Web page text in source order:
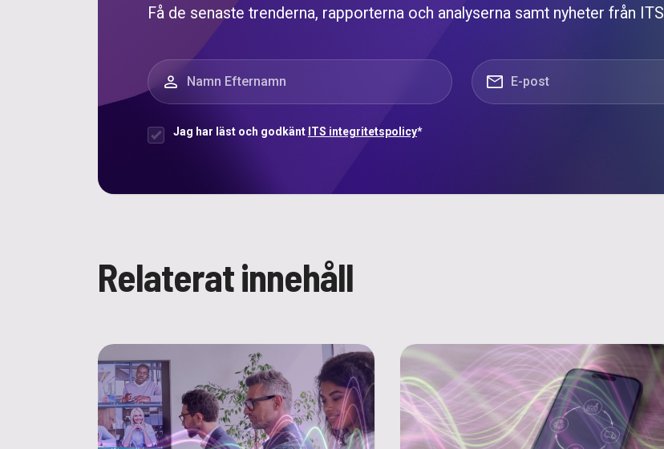
Få de senaste trenderna, rapporterna och analyserna samt nyheter från ITS
”* ” anger obligatoriska fält
Namn E-post
Samtycke*
Jag har läst och godkänt ITS integritetspolicy*
Relaterat innehåll